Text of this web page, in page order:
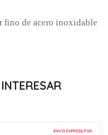
fino de acero inoxidable